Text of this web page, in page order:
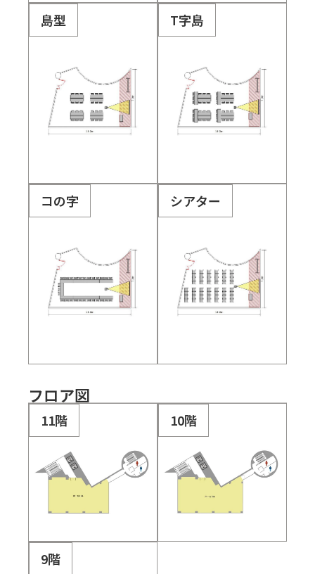
島型 T字島
コの字 シアター
フロア図
11階 10階
9階